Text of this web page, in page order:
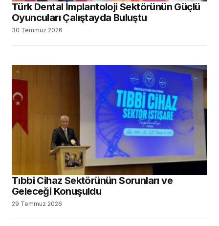
Türk Dental İmplantoloji Sektörünün Güçlü
Oyuncuları Çalıştayda Buluştu
30 Temmuz 2026
Tıbbi Cihaz Sektörünün Sorunları ve
Geleceği Konuşuldu
29 Temmuz 2026